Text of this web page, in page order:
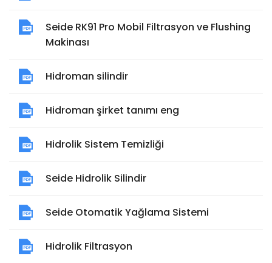
Seide RK91 Pro Mobil Filtrasyon ve Flushing
Makinası
Hidroman silindir
Hidroman şirket tanımı eng
Hidrolik Sistem Temizliği
Seide Hidrolik Silindir
Seide Otomatik Yağlama Sistemi
Hidrolik Filtrasyon